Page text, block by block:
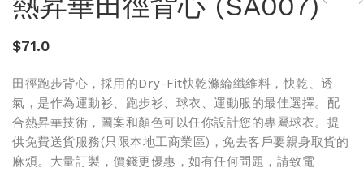
$71.0
田徑跑步背心，採用的Dry-Fit快乾滌綸纖維料，快乾、透
氣，是作為運動衫、跑步衫、球衣、運動服的最佳選擇。配
合熱昇華技術，圖案和顏色可以任你設計您的專屬球衣。提
供免費送貨服務(只限本地工商業區)，免去客戶要親身取貨的
麻煩。大量訂製，價錢更優惠，如有任何問題，請致電